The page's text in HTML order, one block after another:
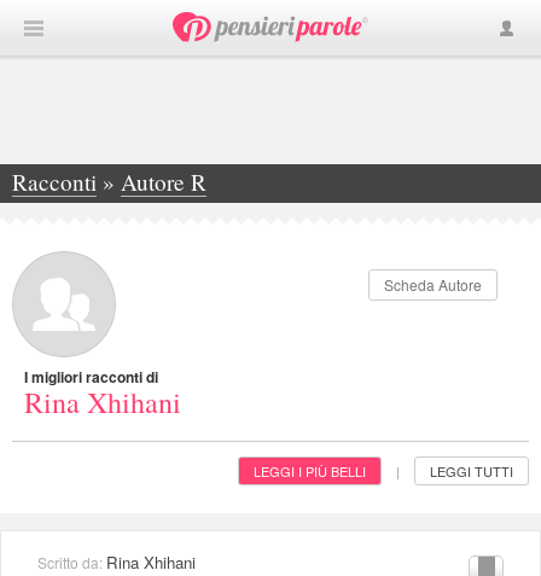
Racconti » Autore R
»Rina Xhihani
Scheda Autore
I migliori racconti di
Rina Xhihani
LEGGI I PIÙ BELLI | LEGGI TUTTI
Scritto da: Rina Xhihani